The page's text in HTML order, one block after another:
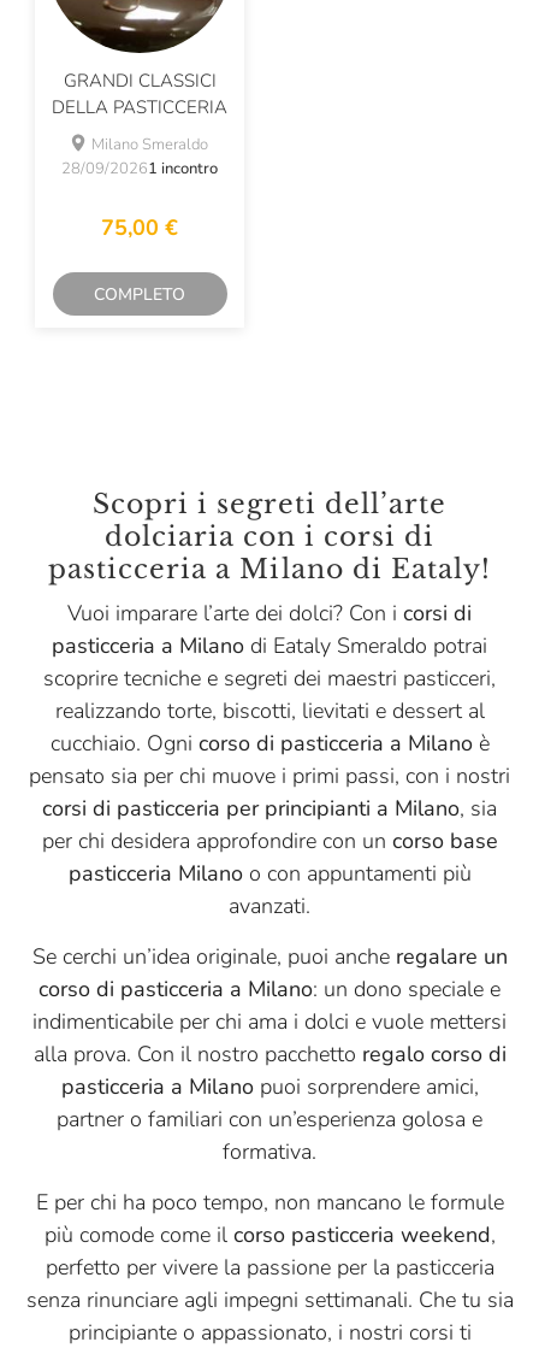
GRANDI CLASSICI
DELLA PASTICCERIA
Milano Smeraldo
28/09/20261 incontro
75,00 €
COMPLETO
Scopri i segreti dell’arte
dolciaria con i corsi di
pasticceria a Milano di Eataly!
Vuoi imparare l’arte dei dolci? Con i corsi di
pasticceria a Milano di Eataly Smeraldo potrai
scoprire tecniche e segreti dei maestri pasticceri,
realizzando torte, biscotti, lievitati e dessert al
cucchiaio. Ogni corso di pasticceria a Milanoè
pensato sia per chi muove i primi passi, con i nostri
corsi di pasticceria per principianti a Milano, sia
per chi desidera approfondire con un corso base
pasticceria Milanoo con appuntamenti più
avanzati.
Se cerchi un’idea originale, puoi anche regalare un
corso di pasticceria a Milano: un dono speciale e
indimenticabile per chi ama i dolci e vuole mettersi
alla prova. Con il nostro pacchetto regalo corso di
pasticceria a Milanopuoi sorprendere amici,
partner o familiari con un’esperienza golosa e
formativa.
E per chi ha poco tempo, non mancano le formule
più comode come il corso pasticceria weekend,
perfetto per vivere la passione per la pasticceria
senza rinunciare agli impegni settimanali. Che tu sia
principiante o appassionato, i nostri corsi ti